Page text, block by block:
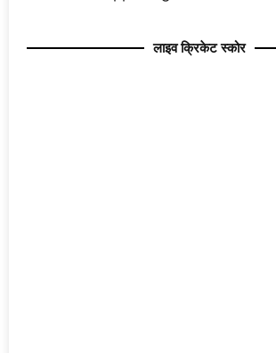
लाइव क्रिकेट स्कोर